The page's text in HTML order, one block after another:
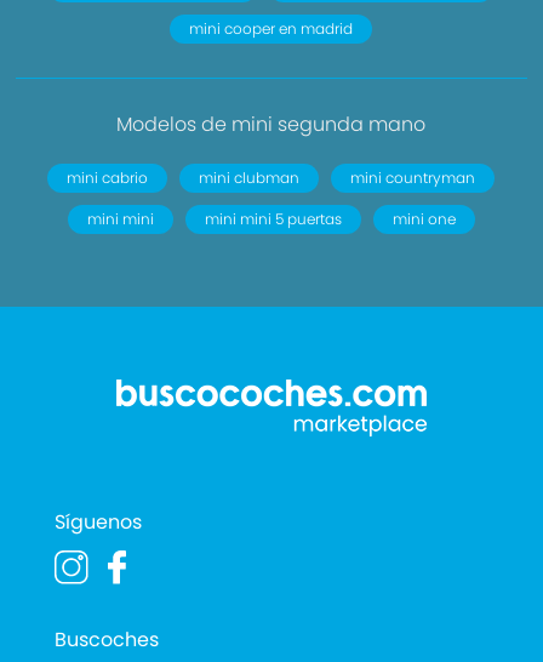
mini cooper en madrid
Modelos de mini segunda mano
mini cabrio mini clubman
mini countryman
mini mini
mini mini 5 puertas mini one
Síguenos
Buscoches